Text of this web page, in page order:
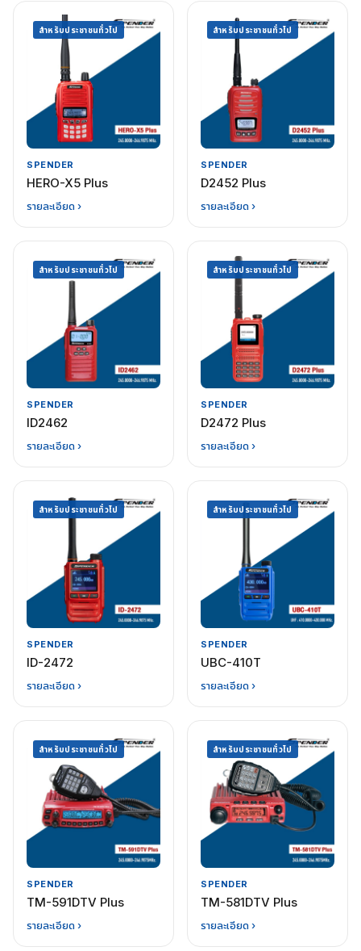
สำหรับประชาชนทั่วไป
SPENDER
HERO-X5 Plus
รายละเอียด ›
สำหรับประชาชนทั่วไป
SPENDER
D2452 Plus
รายละเอียด ›
สำหรับประชาชนทั่วไป
SPENDER
ID2462
รายละเอียด ›
สำหรับประชาชนทั่วไป
SPENDER
D2472 Plus
รายละเอียด ›
สำหรับประชาชนทั่วไป
SPENDER
ID-2472
รายละเอียด ›
สำหรับประชาชนทั่วไป
SPENDER
UBC-410T
รายละเอียด ›
สำหรับประชาชนทั่วไป
SPENDER
TM-591DTV Plus
รายละเอียด ›
สำหรับประชาชนทั่วไป
SPENDER
TM-581DTV Plus
รายละเอียด ›